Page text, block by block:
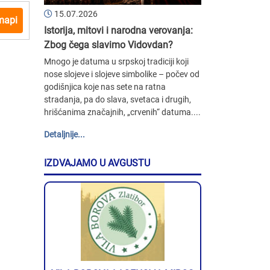
15.07.2026
Istorija, mitovi i narodna verovanja:
Zbog čega slavimo Vidovdan?
Mnogo je datuma u srpskoj tradiciji koji
nose slojeve i slojeve simbolike – počev od
godišnjica koje nas sete na ratna
stradanja, pa do slava, svetaca i drugih,
hrišćanima značajnih, „crvenih“ datuma....
Detaljnije...
IZDVAJAMO U AVGUSTU